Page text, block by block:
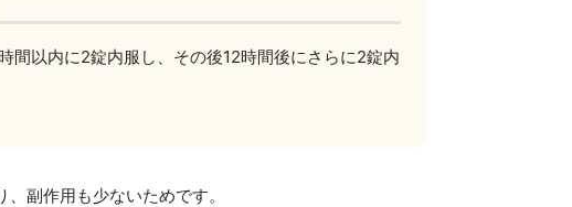
間以内に2錠内服し、その後12時間後にさらに2錠内
副作用も少ないためです。